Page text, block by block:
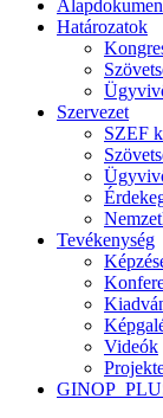
Határozatok
Szervezet
SZEF
Tevékenység
Videók